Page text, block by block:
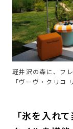
軽井沢の森に、フ
「ヴーヴ・クリコ
「氷を入れ